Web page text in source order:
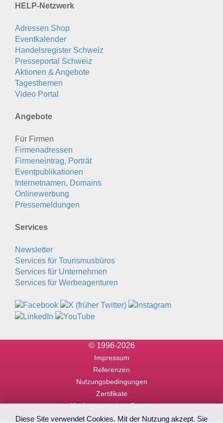
HELP-Netzwerk
Adressen Shop
Eventkalender
Handelsregister Schweiz
Presseportal Schweiz
Aktionen & Angebote
Tagesthemen
Video Portal
Angebote
Für Firmen
Firmenadressen
Firmeneintrag, Porträt
Eventpublikationen
Internetnamen, Domains
Onlinewerbung
Pressemeldungen
Services
Newsletter
Services für Tourismusbüros
Services für Unternehmen
Services für Werbeagenturen
© 1996-2026
Impressum
Referenzen
Nutzungsbedingungen
Zertifikate
Alle Angaben ohne Gewähr
Diese Site verwendet Cookies. Mit der Nutzung akzept. Sie